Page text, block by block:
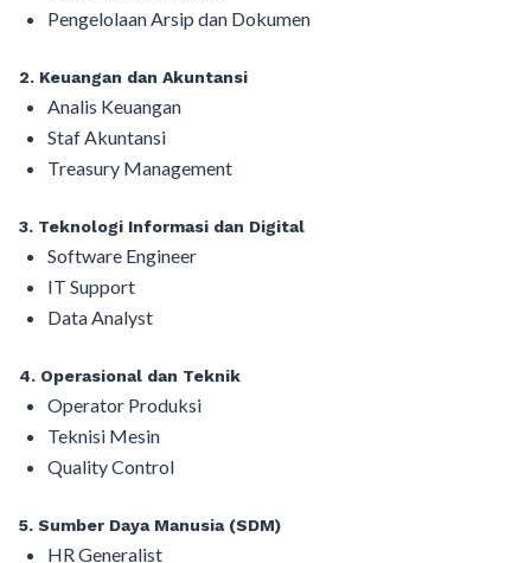
Pengelolaan Arsip dan Dokumen
2. Keuangan dan Akuntansi
Analis Keuangan
Staf Akuntansi
Treasury Management
3. Teknologi Informasi dan Digital
Software Engineer
IT Support
Data Analyst
4. Operasional dan Teknik
Operator Produksi
Teknisi Mesin
Quality Control
5. Sumber Daya Manusia (SDM)
HR Generalist